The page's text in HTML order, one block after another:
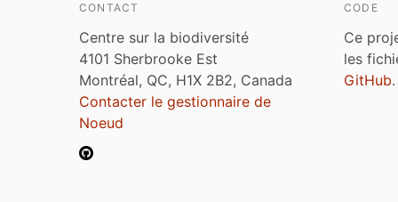
CONTACT
Centre sur la biodiversité
4101 Sherbrooke Est
Montréal, QC, H1X 2B2, Canada
Contacter le gestionnaire de
Noeud
CODE
Ce
les
GitHub.